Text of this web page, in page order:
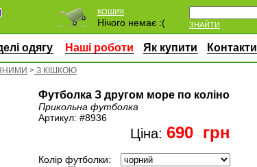
ЗНАЙТИ
КОШИК
Нічого немає :(
одягу Наші роботи Як купити Контакти
> З КІШКОЮ
Футболка З другом море по коліно
Прикольна футболка
Артикул: #8936
Ціна: 690 грн
Колір футболки: